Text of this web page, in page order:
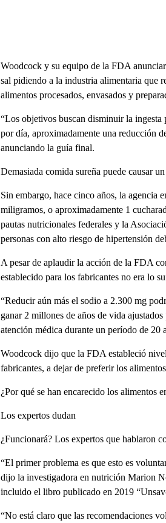
Woodcock y su equipo de la FDA
sal pidiendo a la industria alimentaria que
alimentos procesados, envasados ​​y
“Los objetivos buscan disminuir la
por día, aproximadamente una reducción
anunciando la guía final.
Demasiada comida sureña puede causar
Sin embargo, hace cinco años, la agencia
miligramos, o aproximadamente 1
pautas nutricionales federales y la
personas con alto riesgo de hipertensión
A pesar de aplaudir la acción de la FDA
establecido para los fabricantes no era lo
“Reducir aún más el sodio a 2.300 mg
ganar 2 millones de años de vida
atención médica durante un período de
Woodcock dijo que la FDA estableció
fabricantes, a dejar de preferir los
¿Por qué se han encarecido los alimentos
Los expertos dudan
¿Funcionará? Los expertos que hablaron
“El primer problema es que esto es
dijo la investigadora en nutrición Marion
incluido el libro publicado en 2019
“No está claro que las recomendaciones